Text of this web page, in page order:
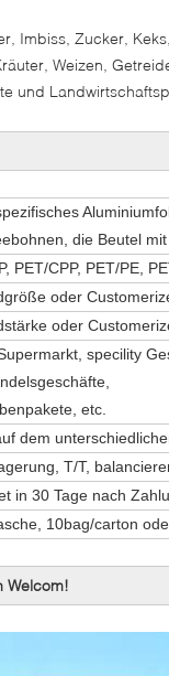
Imbiss, Zucker,
Weizen,
und
die Beutel
PET/CPP, PET/PE,
oder
oder
specility
etc.
dem
T/T,
in 30 Tage nach
10bag/carton
Welcom!